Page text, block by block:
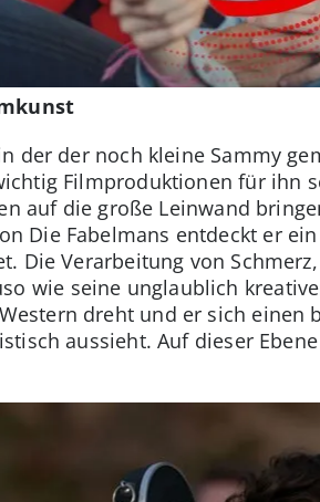
der der noch kleine Sammy
Filmproduktionen für ihn
auf die große Leinwand
Die Fabelmans entdeckt er
Die Verarbeitung von
wie seine unglaublich
dreht und er sich
aussieht. Auf dieser